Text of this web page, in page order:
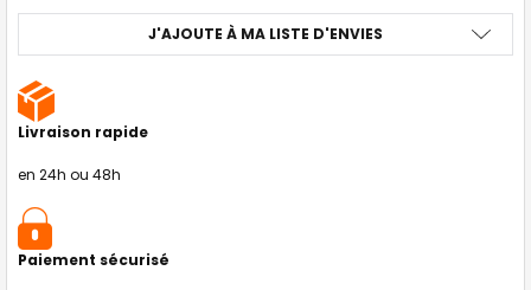
J'AJOUTE À MA LISTE D'ENVIES
Livraison rapide
en 24h ou 48h
Paiement sécurisé